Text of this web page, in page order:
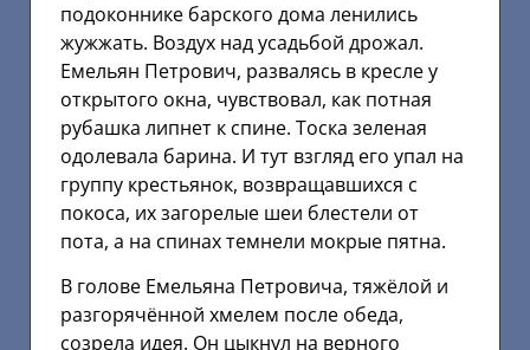
подоконнике барского дома ленились
жужжать. Воздух над усадьбой дрожал.
Емельян Петрович, развалясь в кресле у
открытого окна, чувствовал, как потная
рубашка липнет к спине. Тоска зеленая
одолевала барина. И тут взгляд его упал на
группу крестьянок, возвращавшихся с
покоса, их загорелые шеи блестели от
пота, а на спинах темнели мокрые пятна.
В голове Емельяна Петровича, тяжёлой и
разгорячённой хмелем после обеда,
созрела идея. Он цыкнул на верного